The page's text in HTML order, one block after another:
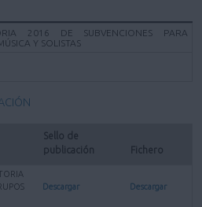
2016 DE SUBVENCIONES PARA
Y SOLISTAS
Sello de
publicación
Fichero
Descargar Descargar